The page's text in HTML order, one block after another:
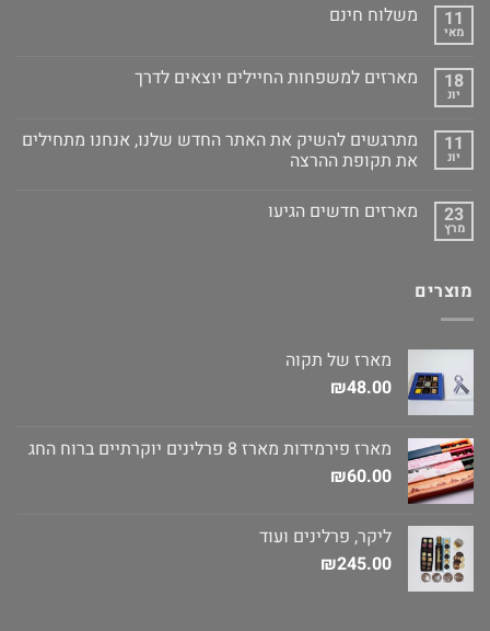
11
מאי
משלוח חינם
18
יונ
מארזים למשפחות החיילים יוצאים לדרך
11
יונ
מתרגשים להשיק את האתר החדש שלנו, אנחנו מתחילים
את תקופת ההרצה
23
מרץ
מארזים חדשים הגיעו
מוצרים
מארז של תקוה
₪48.00
מארז פירמידות מארז 8 פרלינים יוקרתיים ברוח החג
₪60.00
ליקר, פרלינים ועוד
₪245.00